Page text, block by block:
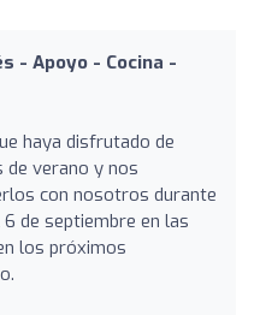
- Apoyo - Cocina -
haya disfrutado de
verano y nos
con nosotros durante
de septiembre en las
los próximos